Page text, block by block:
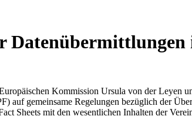
Datenübermittlungen
Kommission Ursula von der Leyen
auf gemeinsame Regelungen bezüglich der
Sheets mit den wesentlichen Inhalten der